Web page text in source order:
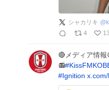
シャカリキ @
4
13
🔴メディア情報
📻#
#Ignition